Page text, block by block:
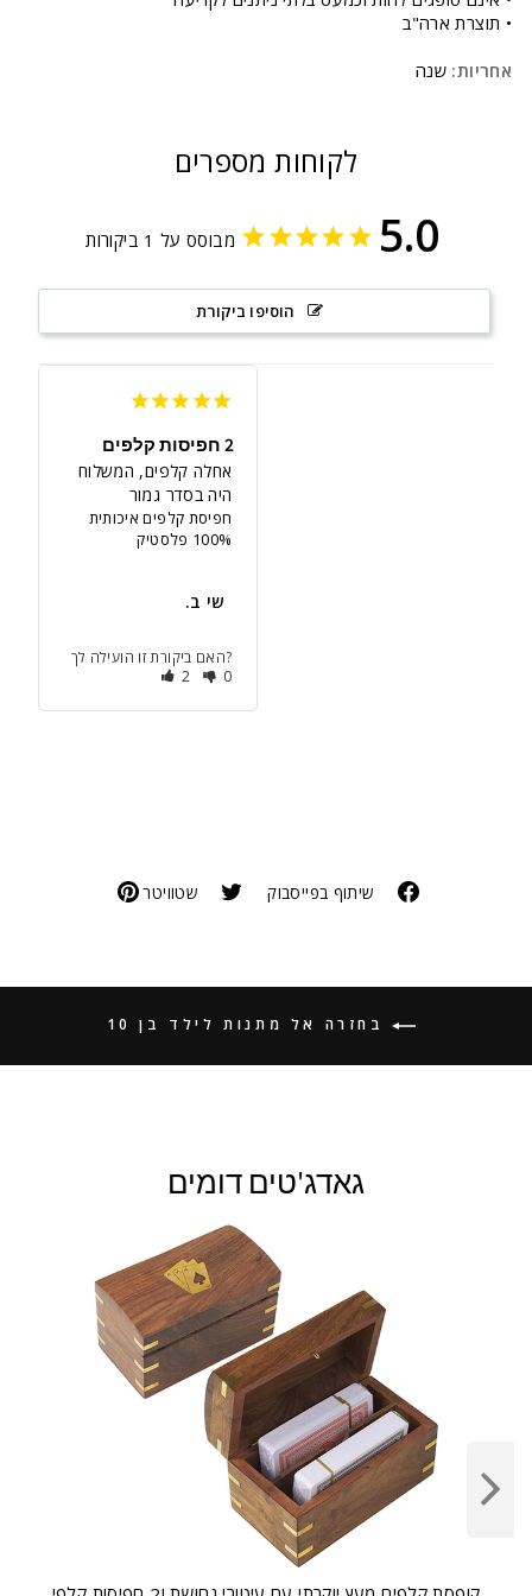
• תוצרת ארה"ב
אחריות: שנה
לקוחות מספרים
5.0 מבוסס על 1 ביקורות
הוסיפו ביקורת
2 חפיסות קלפים
היה בסדר גמור
חפיסת קלפים איכותית
100% פלסטיק
‫שי ב.
האם ביקורת זו הועילה לך?
2
0
שיתוף בפייסבוק שטוויטר
בחזרה אל מתנות לילד בן 10
גאדג'טים דומים